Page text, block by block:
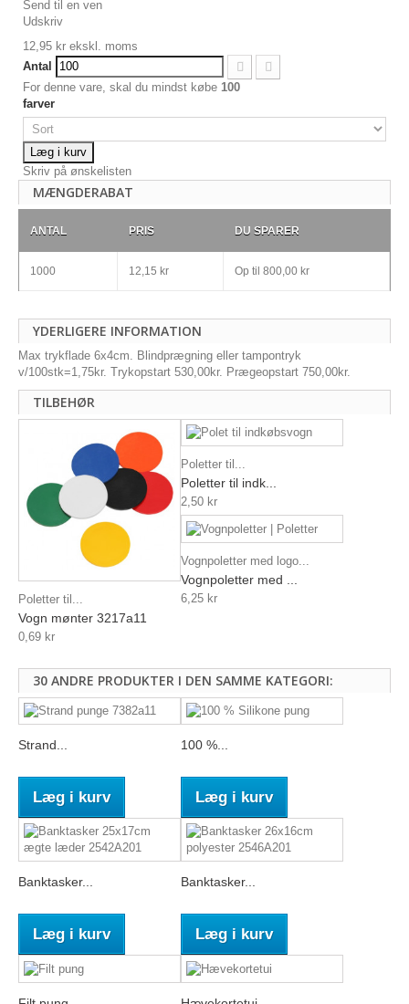
Send til en ven
Udskriv
12,95 kr ekskl. moms
Antal
For denne vare, skal du mindst købe 100
farver
Læg i kurv
Skriv på ønskelisten
MÆNGDERABAT
ANTAL PRIS DU SPARER
1000 12,15 kr Op til 800,00 kr
YDERLIGERE INFORMATION
Max trykflade 6x4cm. Blindprægning eller tampontryk
v/100stk=1,75kr. Trykopstart 530,00kr. Prægeopstart 750,00kr.
TILBEHØR
Poletter til...
Vogn mønter 3217a11
0,69 kr
Poletter til...
Poletter til indk...
2,50 kr
Vognpoletter med logo...
Vognpoletter med ...
6,25 kr
30 ANDRE PRODUKTER I DEN SAMME KATEGORI:
Strand...
Læg i kurv
100 %...
Læg i kurv
Banktasker...
Læg i kurv
Banktasker...
Læg i kurv